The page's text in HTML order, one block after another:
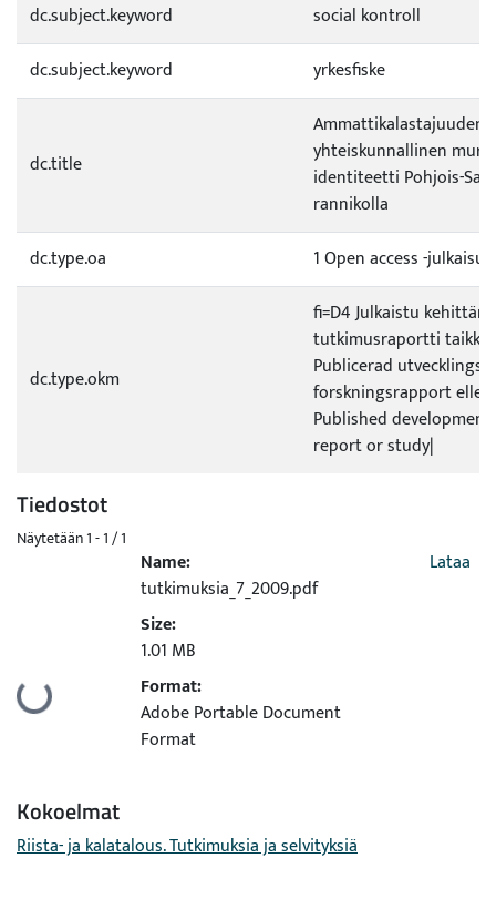
dc.subject.keyword
social kontroll
dc.subject.keyword
yrkesfiske
dc.title
Ammattikalastajuuden
yhteiskunnallinen
identiteetti Pohjois-
rannikolla
dc.type.oa
1 Open access -julkaisu
dc.type.okm
fi=D4 Julkaistu
tutkimusraportti taikka
Publicerad utvecklings-
forskningsrapport eller
Published
report or study|
Tiedostot
Näytetään1 - 1 / 1
Ladataan...
Name:
tutkimuksia_7_2009.pdf
Size:
1.01 MB
Format:
Adobe Portable Document
Format
Lataa
Kokoelmat
Riista- ja kalatalous. Tutkimuksia ja selvityksiä